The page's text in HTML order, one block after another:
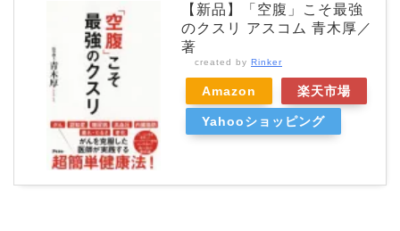
【新品】「空腹」こそ最強
のクスリ アスコム 青木厚／
著
created by Rinker
Amazon 楽天市場
Yahooショッピング